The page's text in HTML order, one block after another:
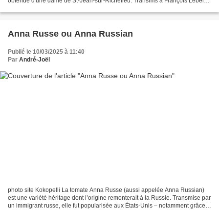
Anna Russe ou Anna Russian
Publié le 10/03/2025 à 11:40
Par André-Joël
photo site Kokopelli La tomate Anna Russe (aussi appelée Anna Russian)
est une variété héritage dont l’origine remonterait à la Russie. Transmise par
un immigrant russe, elle fut popularisée aux États‑Unis – notamment grâce à